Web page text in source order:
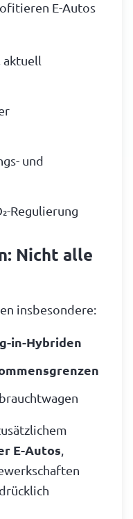
E-Autos
aktuell
und
Regulierung
Nicht alle
insbesondere:
in-Hybriden
E-Autos,